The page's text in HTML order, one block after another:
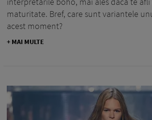
maturitate. Bref, care sunt variantele
acest moment?
+ MAI MULTE